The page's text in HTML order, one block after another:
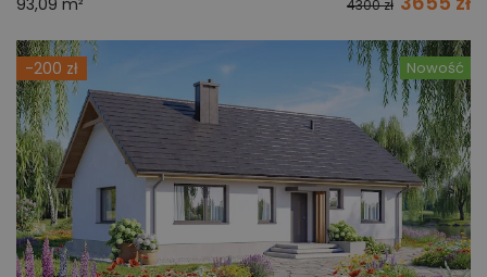
4300 zł
-200 zł Nowość